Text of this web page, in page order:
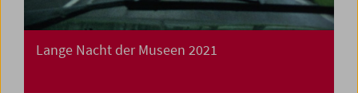
Lange Nacht der Museen 2021